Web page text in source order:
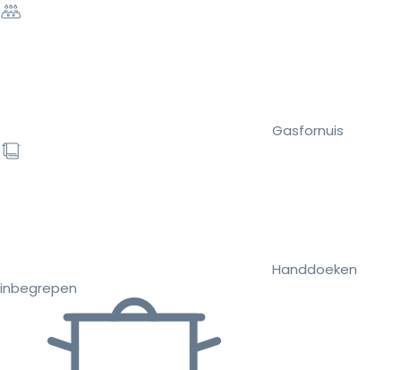
Gasfornuis
Handdoeken
inbegrepen